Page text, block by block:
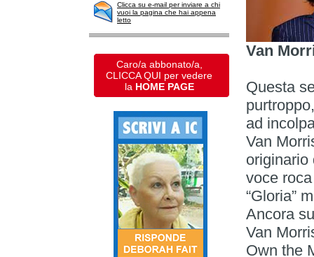
Clicca su e-mail per inviare a chi
vuoi la pagina che hai appena
letto
Caro/a abbonato/a,
CLICCA QUI per vedere
la HOME PAGE
Van
Questa
ad
Van
originario
voce
“Gloria”
Ancora
Van
Own the